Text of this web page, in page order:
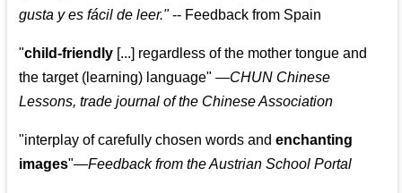
gusta y es fácil de leer."-- Feedback from Spain
"child-friendly [...] regardless of the mother tongue and
the target (learning) language"—CHUN Chinese
Lessons, trade journal of the Chinese Association
"interplay of carefully chosen words andenchanting
images"—Feedback from the Austrian School Portal